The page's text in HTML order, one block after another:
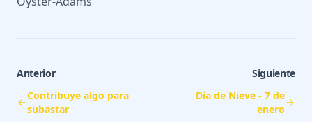
Anterior
Contribuye algo para
subastar
Siguiente
Día de Nieve - 7 de
enero